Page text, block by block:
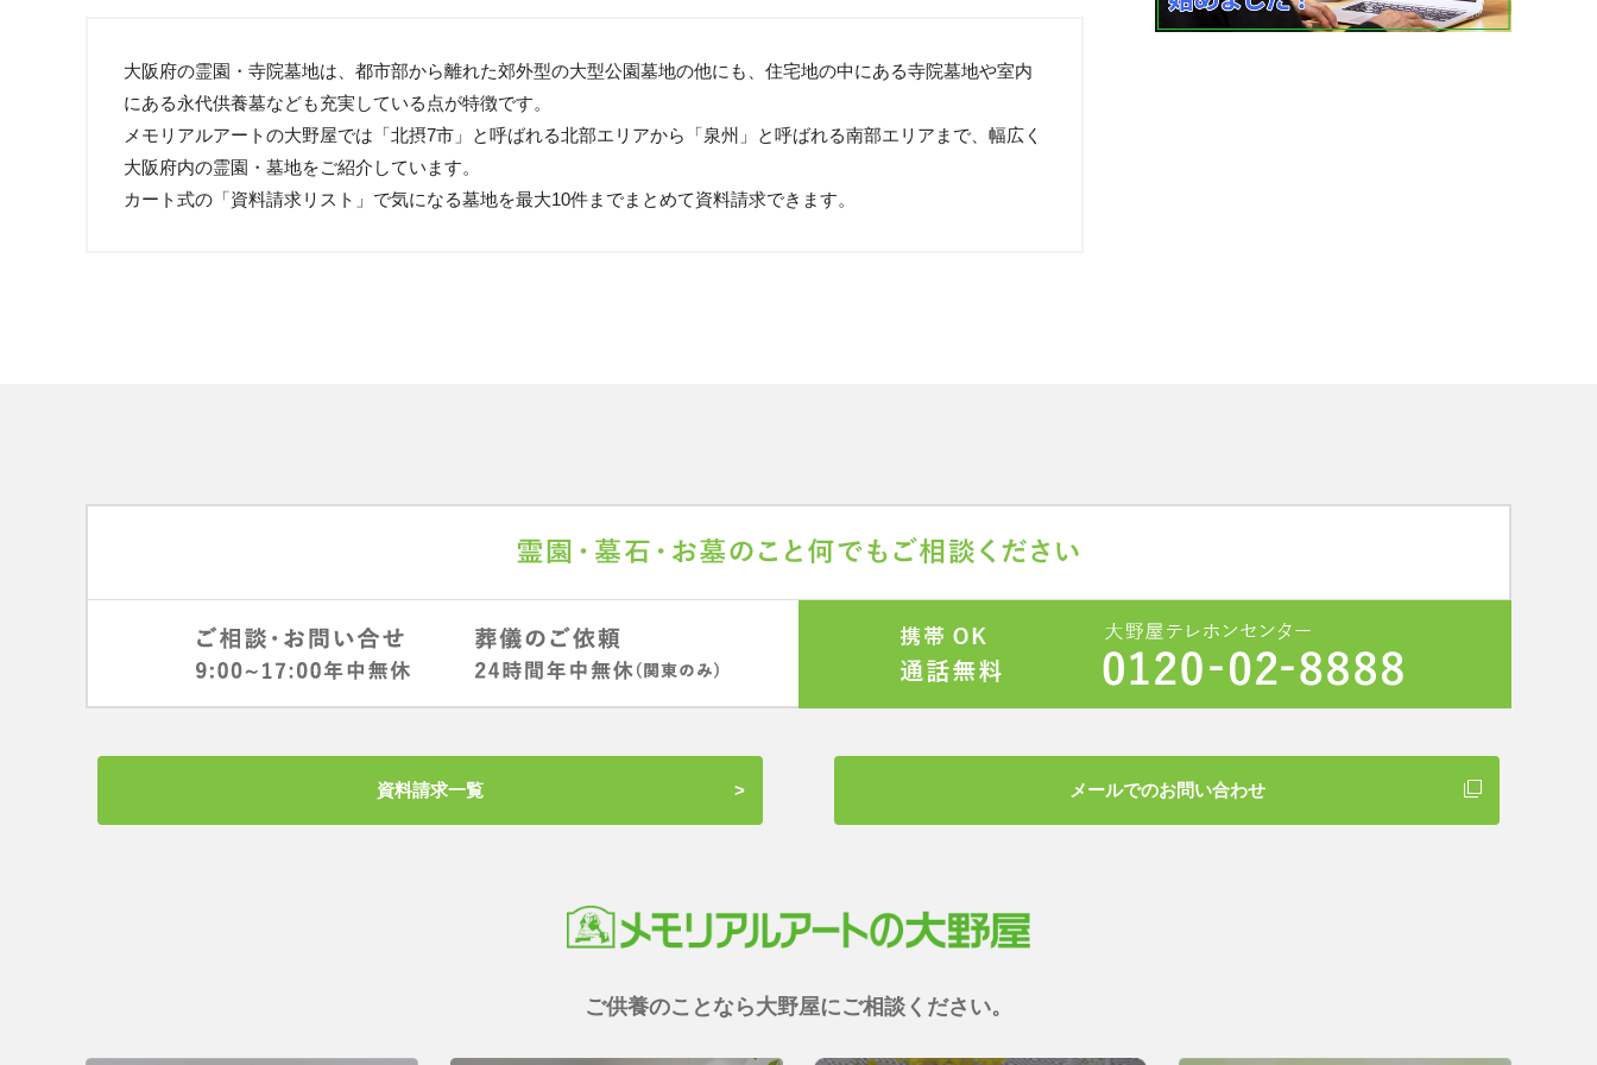
大阪府の霊園・寺院墓地は、都市部から離れた郊外型の大型公園墓地の他にも、住宅地の中にある寺院墓地や室内
にある永代供養墓なども充実している点が特徴です。
メモリアルアートの大野屋では「北摂7市」と呼ばれる北部エリアから「泉州」と呼ばれる南部エリアまで、幅広く
大阪府内の霊園・墓地をご紹介しています。
カート式の「資料請求リスト」で気になる墓地を最大10件までまとめて資料請求できます。
資料請求一覧 メールでのお問い合わせ
ご供養のことなら大野屋にご相談ください。